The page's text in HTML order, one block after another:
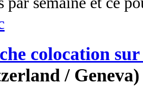
colocation
/ Geneva)